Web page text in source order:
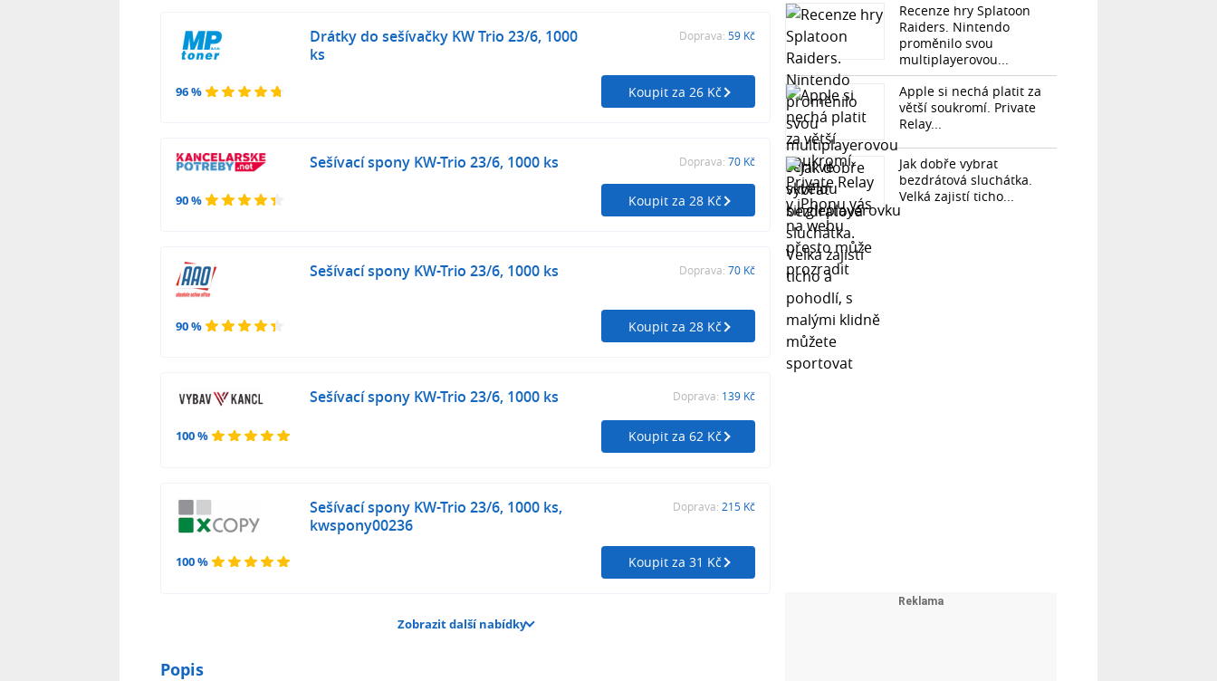
96 %
Drátky do sešívačky KW Trio 23/6, 1000
ks
Doprava: 59 Kč
Koupit za 26 Kč
90 %
Sešívací spony KW-Trio 23/6, 1000 ks Doprava: 70 Kč
Koupit za 28 Kč
90 %
Sešívací spony KW-Trio 23/6, 1000 ks Doprava: 70 Kč
Koupit za 28 Kč
100 %
Sešívací spony KW-Trio 23/6, 1000 ks Doprava: 139 Kč
Koupit za 62 Kč
100 %
Sešívací spony KW-Trio 23/6, 1000 ks,
kwspony00236
Doprava: 215 Kč
Koupit za 31 Kč
Zobrazit další nabídky
Popis
Recenze hry Splatoon
Raiders. Nintendo
proměnilo svou
multiplayerovou...
Apple si nechá platit za
větší soukromí. Private
Relay...
Jak dobře vybrat
bezdrátová sluchátka.
Velká zajistí ticho...